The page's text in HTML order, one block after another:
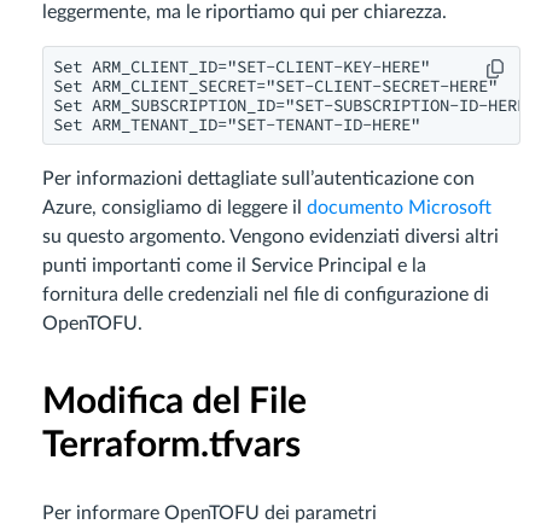
leggermente, ma le riportiamo qui per chiarezza.
Set ARM_CLIENT_ID="SET-CLIENT-KEY-HERE"
Set ARM_CLIENT_SECRET="SET-CLIENT-SECRET-HERE"
Set ARM_SUBSCRIPTION_ID="SET-SUBSCRIPTION-ID-HERE"
Set ARM_TENANT_ID="SET-TENANT-ID-HERE"
Per informazioni dettagliate sull’autenticazione con
Azure, consigliamo di leggere il documento Microsoft
su questo argomento. Vengono evidenziati diversi altri
punti importanti come il Service Principal e la
fornitura delle credenziali nel file di configurazione di
OpenTOFU.
Modifica del File
Terraform.tfvars
Per informare OpenTOFU dei parametri